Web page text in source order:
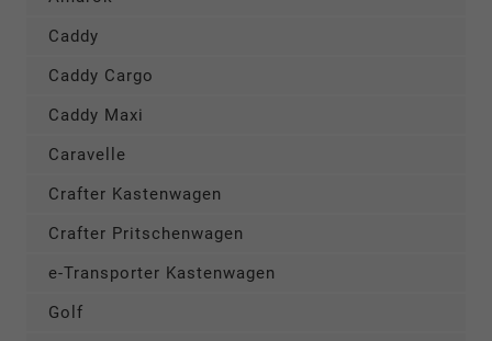
Caddy
Caddy Cargo
Caddy Maxi
Caravelle
Crafter Kastenwagen
Crafter Pritschenwagen
e-Transporter Kastenwagen
Golf